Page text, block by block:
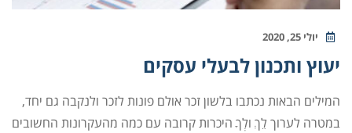
יולי 25, 2020
יעוץ ותכנון לבעלי עסקים
המילים הבאות נכתבו בלשון זכר אולם פונות לזכר ולנקבה גם יחד,
במטרה לערוך לֵךְ ולְךָ היכרות קרובה עם כמה מהעקרונות החשובים